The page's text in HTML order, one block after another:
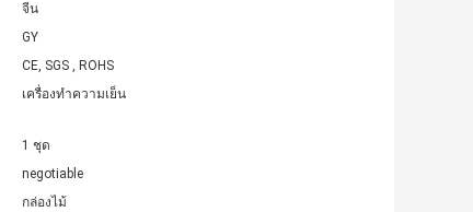
จีน
GY
CE, SGS , ROHS
เครื่องทำความเย็น
1 ชุด
negotiable
กล่องไม้